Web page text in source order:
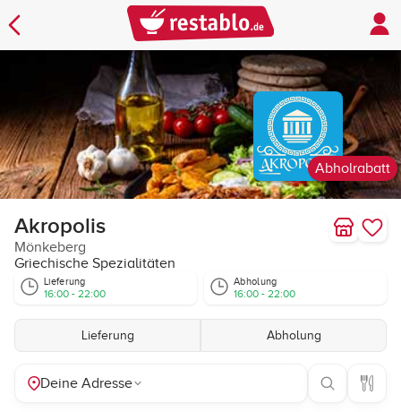
Abholrabatt
Akropolis
Mönkeberg
Griechische Spezialitäten
Lieferung
16:00 - 22:00
Abholung
16:00 - 22:00
Lieferung Abholung
Deine Adresse